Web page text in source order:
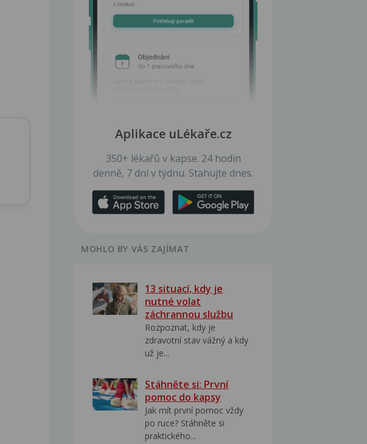
Aplikace uLékaře.cz
350+ lékařů v kapse. 24 hodin
denně, 7 dní v týdnu. Stahujte dnes.
MOHLO BY VÁS ZAJÍMAT
13 situací, kdy je
nutné volat
záchrannou službu
Rozpoznat, kdy je
zdravotní stav vážný a kdy
už je...
Stáhněte si: První
pomoc do kapsy
Jak mít první pomoc vždy
po ruce? Stáhněte si
praktického...